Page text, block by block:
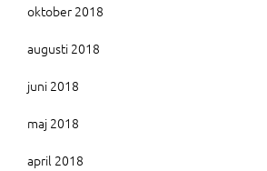
oktober 2018
augusti 2018
juni 2018
maj 2018
april 2018